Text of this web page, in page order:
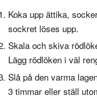
Koka upp ättika,
sockret löses upp.
Skala och skiva
Lägg rödlöken i väl
Slå på den varma
3 timmar eller ställ